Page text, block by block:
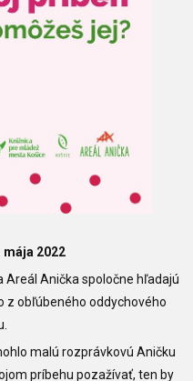
2022
Areál Anička spoločne hľadajú
z obľúbeného oddychového
malú rozprávkovú Aničku
príbehu pozažívať, ten by